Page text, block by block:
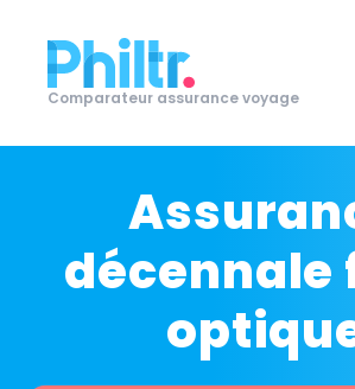
Comparateur assurance voyage
décennale